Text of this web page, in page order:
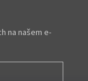
na našem e-